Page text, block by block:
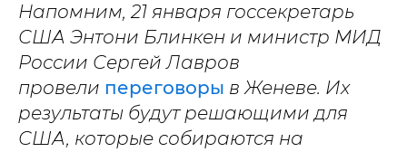
Напомним, 21 января госсекретарь
США Энтони Блинкен и министр МИД
России Сергей Лавров
провели переговоры в Женеве. Их
результаты будут решающими для
США, которые собираются на